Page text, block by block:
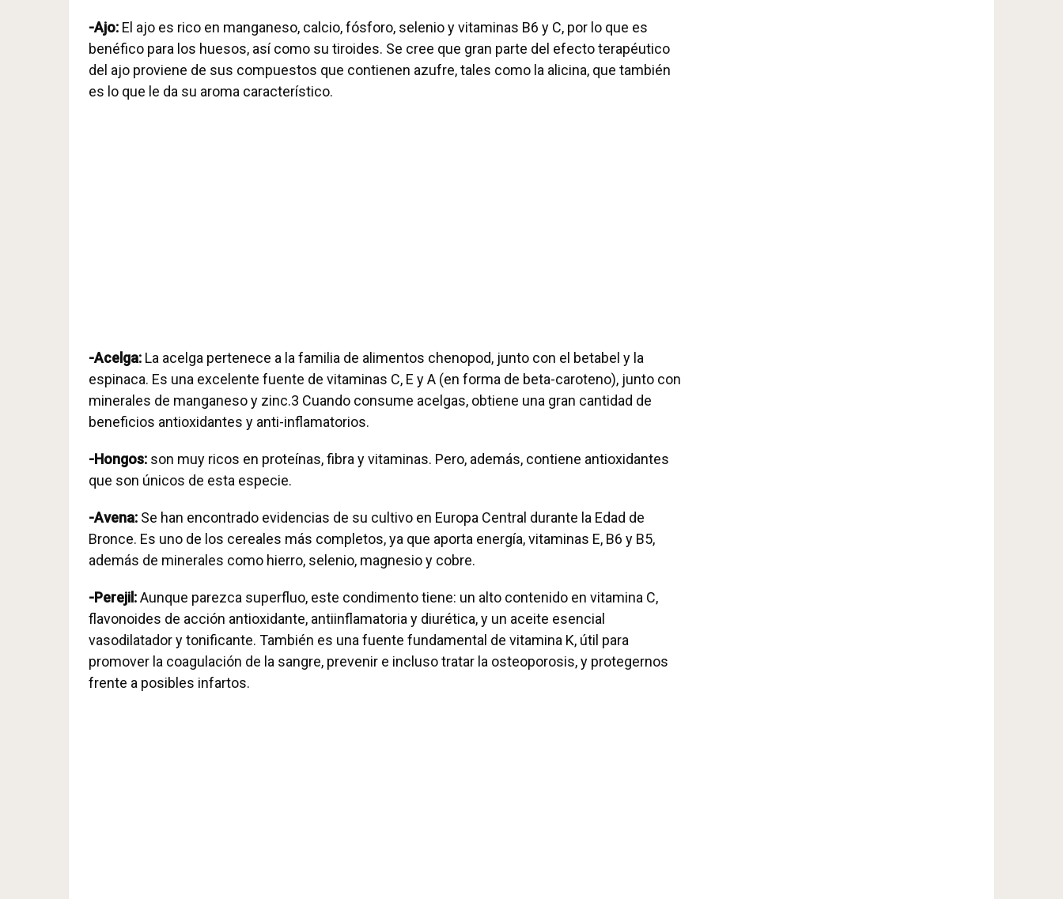
-Ajo: El ajo es rico en manganeso, calcio, fósforo, selenio y vitaminas B6 y C, por lo que es
benéfico para los huesos, así como su tiroides. Se cree que gran parte del efecto terapéutico
del ajo proviene de sus compuestos que contienen azufre, tales como la alicina, que también
es lo que le da su aroma característico.
-Acelga: La acelga pertenece a la familia de alimentos chenopod, junto con el betabel y la
espinaca. Es una excelente fuente de vitaminas C, E y A (en forma de beta-caroteno), junto con
minerales de manganeso y zinc.3 Cuando consume acelgas, obtiene una gran cantidad de
beneficios antioxidantes y anti-inflamatorios.
-Hongos: son muy ricos en proteínas, fibra y vitaminas. Pero, además, contiene antioxidantes
que son únicos de esta especie.
-Avena: Se han encontrado evidencias de su cultivo en Europa Central durante la Edad de
Bronce. Es uno de los cereales más completos, ya que aporta energía, vitaminas E, B6 y B5,
además de minerales como hierro, selenio, magnesio y cobre.
-Perejil:Aunque parezca superfluo, este condimento tiene: un alto contenido en vitamina C,
flavonoides de acción antioxidante, antiinflamatoria y diurética, y un aceite esencial
vasodilatador y tonificante. También es una fuente fundamental de vitamina K, útil para
promover la coagulación de la sangre, prevenir e incluso tratar la osteoporosis, y protegernos
frente a posibles infartos.